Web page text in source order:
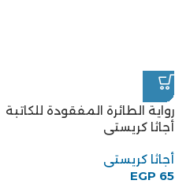
رواية الطائرة المفقودة للكاتبة
أجاثا كريستى
أجاثا كريستى
EGP 65